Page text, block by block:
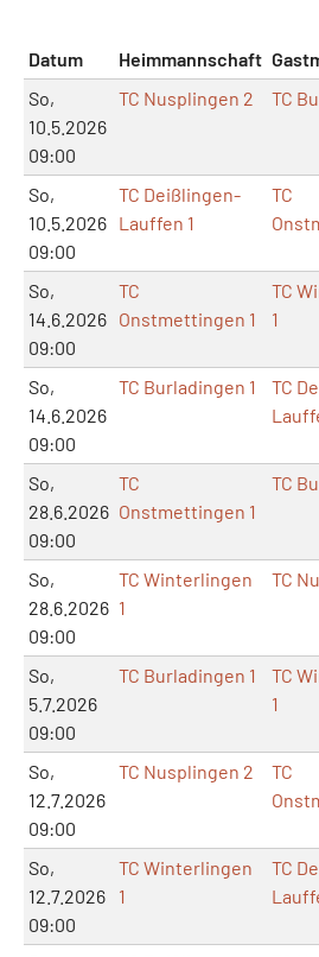
Datum Heimmannschaft
So,
10.5.2026
09:00
TC Nusplingen 2 TC
So,
10.5.2026
09:00
TC Deißlingen-
Lauffen 1
TC
So,
14.6.2026
09:00
TC
Onstmettingen 1
TC
1
So,
14.6.2026
09:00
TC Burladingen 1
TC
So,
28.6.2026
09:00
TC
Onstmettingen 1
TC
So,
28.6.2026
09:00
TC Winterlingen
1
TC
So,
5.7.2026
09:00
TC Burladingen 1
TC
1
So,
12.7.2026
09:00
TC Nusplingen 2
TC
So,
12.7.2026
09:00
TC Winterlingen
1
TC